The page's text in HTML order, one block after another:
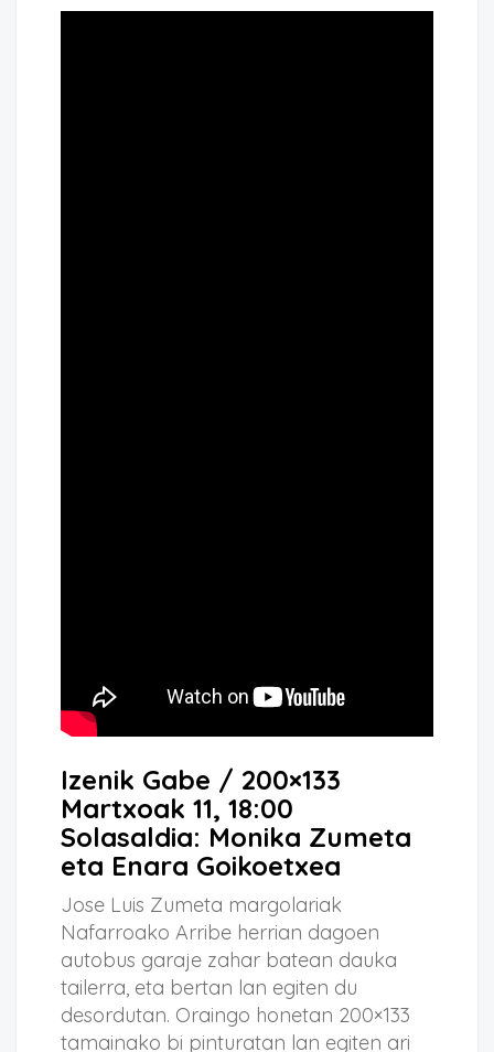
Izenik Gabe / 200×133
Martxoak 11, 18:00
Solasaldia: Monika Zumeta
eta Enara Goikoetxea
Jose Luis Zumeta margolariak
Nafarroako Arribe herrian dagoen
autobus garaje zahar batean dauka
tailerra, eta bertan lan egiten du
desordutan. Oraingo honetan 200×133
tamainako bi pinturatan lan egiten ari